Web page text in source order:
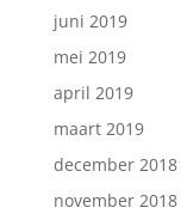
juni 2019
mei 2019
april 2019
maart 2019
december 2018
november 2018